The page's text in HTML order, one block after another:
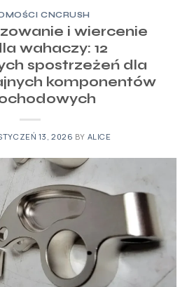
CNCRUSH
i wiercenie
wahaczy: 12
spostrzeżeń dla
komponentów
13, 2026 BY ALICE